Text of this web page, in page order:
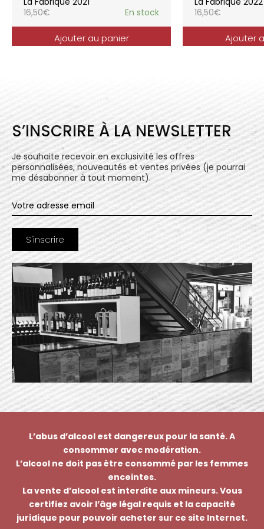
16,50€ En stock
Ajouter au panier
16,50€
Ajouter
S’INSCRIRE À LA NEWSLETTER
Je souhaite recevoir en exclusivité les offres
personnalisées, nouveautés et ventes privées (je pourrai
me désabonner à tout moment).
L’abus d’alcool est dangereux pour la santé. A
consommer avec modération.
L’alcool ne doit pas être consommé par les femmes
enceintes.
La vente d’alcool est interdite aux mineurs. Vous
certifiez avoir l’âge légal requis et la capacité
juridique pour pouvoir acheter sur ce site Internet.